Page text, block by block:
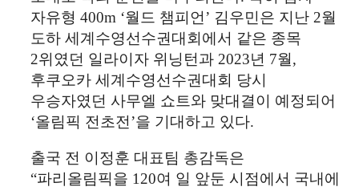
자유형 400m ‘월드 챔피언 ’ 김우민은 지난 2월
도하 세계수영선수권대회에서 같은 종목
2위였던 일라이자 위닝턴과 2023년 7월,
후쿠오카 세계수영선수권대회 당시
우승자였던 사무엘 쇼트와 맞대결이 예정되어
‘올림픽 전초전’을 기대하고 있다.
출국 전 이정훈 대표팀 총감독은
“파리올림픽을 120여 일 앞둔 시점에서 국내에